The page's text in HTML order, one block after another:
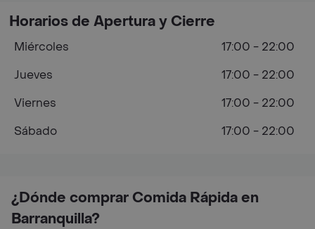
¿Dónde comprar Comida Rápida en
Barranquilla?
Horarios de Apertura y Cierre
Miércoles
17:00 - 22:00
Jueves
17:00 - 22:00
Viernes
17:00 - 22:00
Sábado
17:00 - 22:00